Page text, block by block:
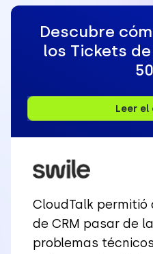
Descubre
los Tickets
Leer
CloudTalk permitió
de CRM pasar de
problemas